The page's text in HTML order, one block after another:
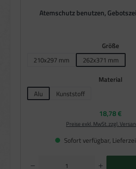
Atemschutz benutzen,
Größe
210x297 mm(Diese Option ist zurzeit nicht
262x371 mm
Material
Alu
Kunststoff(Diese Option ist zurzeit nicht
Regulärer
18,78 €
Preise exkl. MwSt. zzgl.
Sofort verfügbar,
Produkt Anzahl: Gib den gewünschten Wert ein oder